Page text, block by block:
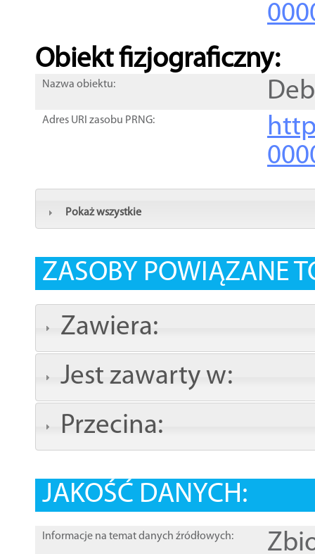
Obiekt fizjograficzny:
Nazwa obiektu:
Adres URI zasobu PRNG:
Pokaż wszystkie
ZASOBY POWIĄZANE
Zawiera:
Jest zawarty w:
Przecina:
JAKOŚĆ DANYCH:
Informacje na temat danych źródłowych: